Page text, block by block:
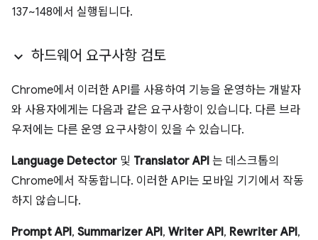
137~148에서 실행됩니다.
하드웨어 요구사항 검토
Chrome에서 이러한 API를 사용하여 기능을 운영하는 개발자
와 사용자에게는 다음과 같은 요구사항이 있습니다. 다른 브라
우저에는 다른 운영 요구사항이 있을 수 있습니다.
Language Detector 및 Translator API 는 데스크톱의
Chrome에서 작동합니다. 이러한 API는 모바일 기기에서 작동
하지 않습니다.
Prompt API, Summarizer API, Writer API, Rewriter API,